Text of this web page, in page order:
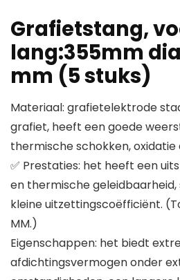
Grafietstang,
lang:355mm
mm (5 stuks)
Materiaal: grafietelektrode
grafiet, heeft een goede
thermische schokken,
✅ Prestaties: het heeft een
en thermische
kleine uitzettingscoëfficiënt.
MM.)
Eigenschappen: het biedt
afdichtingsvermogen onder